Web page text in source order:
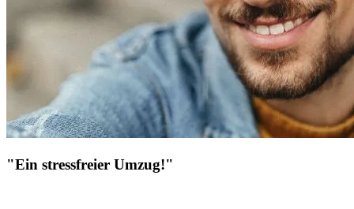
"Ein stressfreier Umzug!"